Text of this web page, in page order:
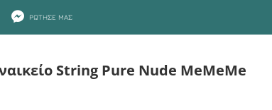
ΡΏΤΗΣΕ ΜΑΣ
String Pure Nude MeMeMe